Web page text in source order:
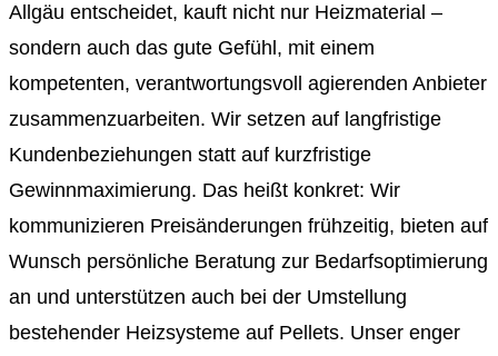
Allgäu entscheidet, kauft nicht nur Heizmaterial –
sondern auch das gute Gefühl, mit einem
kompetenten, verantwortungsvoll agierenden Anbieter
zusammenzuarbeiten. Wir setzen auf langfristige
Kundenbeziehungen statt auf kurzfristige
Gewinnmaximierung. Das heißt konkret: Wir
kommunizieren Preisänderungen frühzeitig, bieten auf
Wunsch persönliche Beratung zur Bedarfsoptimierung
an und unterstützen auch bei der Umstellung
bestehender Heizsysteme auf Pellets. Unser enger